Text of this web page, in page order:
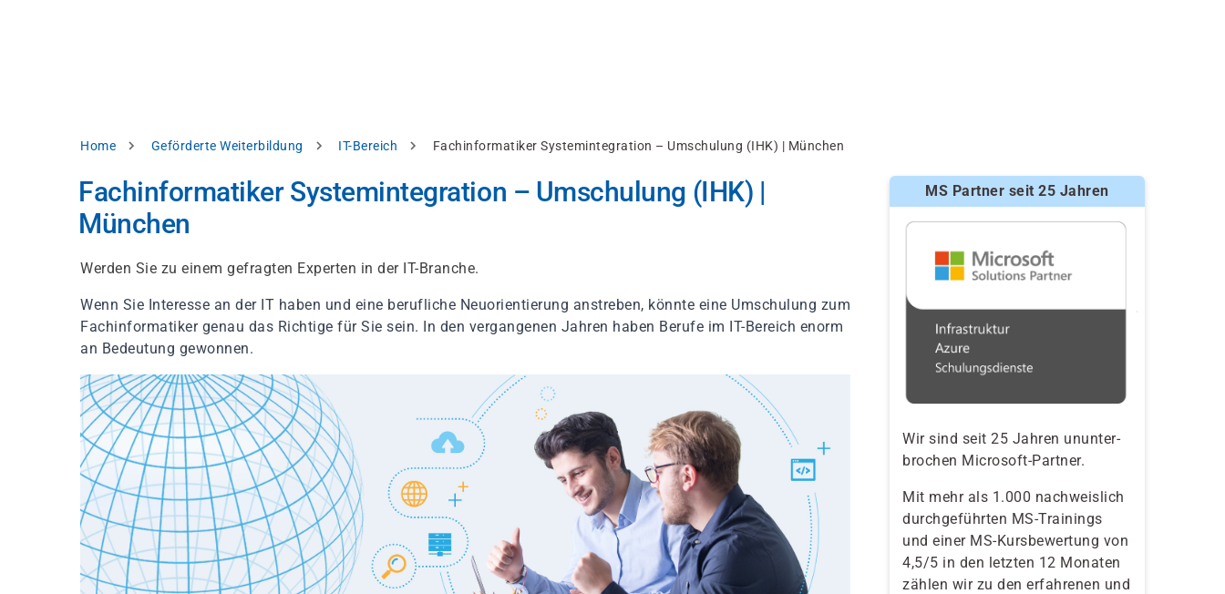
Pfadnavigation
Home Geförderte Weiterbildung IT-Bereich Fachinformatiker Systemintegration – Umschulung (IHK) | München
Fachinformatiker Systemintegration – Umschulung (IHK) |
München
Werden Sie zu einem gefragten Experten in der IT-Branche.
Wenn Sie Interesse an der IT haben und eine berufliche Neuorientierung anstreben, könnte eine Umschulung zum
Fachinformatiker genau das Richtige für Sie sein. In den vergangenen Jahren haben Berufe im IT-Bereich enorm
an Bedeutung gewonnen.
MS Partner seit 25 Jahren
Wir sind seit 25 Jahren ununter-
brochen Microsoft-Partner.
Mit mehr als 1.000 nachweislich
durchgeführten MS-Trainings
und einer MS-Kursbewertung von
4,5/5 in den letzten 12 Monaten
zählen wir zu den erfahrenen und
Einstellungen
Datenschutzhinweis